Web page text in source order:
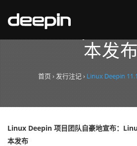
Linux Deepin
本发
首页›发行注记›Linux Deepin
Linux Deepin 项目团队自豪地宣布：
本发布